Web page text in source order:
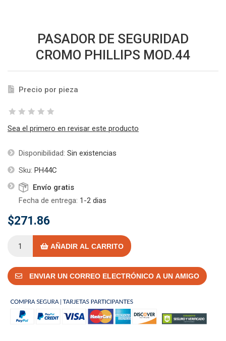
PASADOR DE SEGURIDAD
CROMO PHILLIPS MOD.44
Precio por pieza
Sea el primero en revisar este producto
Disponibilidad: Sin existencias
Sku: PH44C
Envío gratis
Fecha de entrega: 1-2 dias
$271.86
AÑADIR AL CARRITO
ENVIAR UN CORREO ELECTRÓNICO A UN AMIGO